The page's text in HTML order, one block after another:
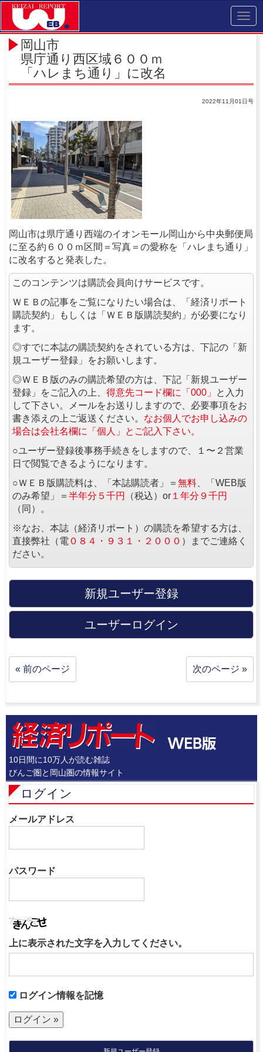
岡山市
県庁通り西区域６００ｍ
「ハレまち通り」に改名
2022年11月01日号
岡山市は県庁通り西端のイオンモール岡山から中央郵便局
に至る約６００ｍ区間＝写真＝の愛称を「ハレまち通り」
に改名すると発表した。
このコンテンツは購読会員向けサービスです。
ＷＥＢの記事をご覧になりたい場合は、「経済リポート
購読契約」もしくは「ＷＥＢ版購読契約」が必要になり
ます。
◎すでに本誌の購読契約をされている方は、下記の「新
規ユーザー登録」をお願いします。
◎ＷＥＢ版のみの購読希望の方は、下記「新規ユーザー
登録」をご記入の上、 得意先コード欄に「000」
と入力
して下さい。メールをお送りしますので、必要事項をお
書き添えの上ご返送ください。 なお個人でお申し込みの
場合は会社名欄に「個人」とご記入下さい。
○ユーザー登録後事務手続きをしますので、１〜２営業
日で閲覧できるようになります。
○ＷＥＢ版購読料は、「本誌購読者」＝ 無料 、「WEB版
のみ希望」＝ 半年分５千円 （税込）or １年分９千円
（同）。
※なお、本誌（経済リポート）の購読を希望する方は、
直接弊社（電 ０８４・９３１・２０００ ）までご連絡く
ださい。
新規ユーザー登録
ユーザーログイン
« 前のページ 次のページ »
10日間に10万人が読む雑誌
びんご圏と岡山圏の情報サイト
ログイン
メールアドレス
パスワード
上に表示された文字を入力してください。
ログイン情報を記憶